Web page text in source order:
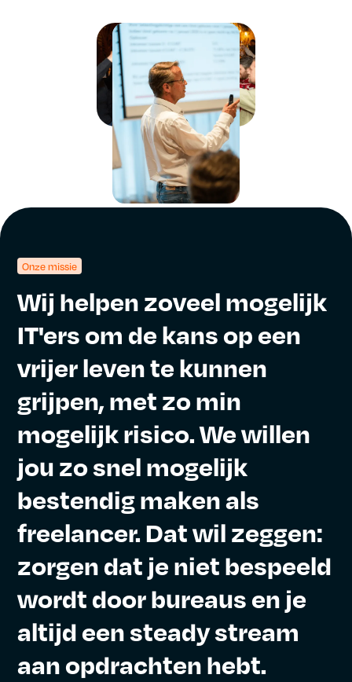
Onze missie
Wij helpenzoveelmogelijk
IT'ersomdekansopeen
vrijerleventekunnen
grijpen,metzomin
mogelijkrisico.Wewillen
jouzosnelmogelijk
bestendigmakenals
freelancer.Datwilzeggen:
zorgendat jenietbespeeld
wordtdoorbureausen je
altijdeensteadystream
aanopdrachtenhebt.